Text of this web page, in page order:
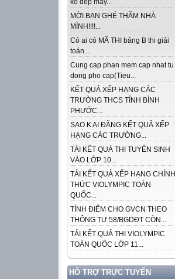
ko dep may...
MỜI BẠN GHÉ THĂM NHÀ
MÌNH!!!!...
Có ai có MÃ THI bảng B thi giải
toán...
Cung cap phan mem cap nhat tu
dong pho cap(Tieu...
KẾT QUẢ XẾP HẠNG CÁC
TRƯỜNG THCS TỈNH BÌNH
PHƯỚC...
SAO K AI ĐĂNG KẾT QUẢ XẾP
HẠNG CÁC TRƯỜNG...
TẢI KẾT QUẢ THI TUYỂN SINH
VÀO LỚP 10...
TẢI KẾT QUẢ XẾP HẠNG CHÍNH
THỨC VIOLYMPIC TOÀN
QUỐC...
TÍNH ĐIỂM CHO GVCN THEO
THÔNG TƯ 58/BGDĐT CÒN...
TẢI KẾT QUẢ THI VIOLYMPIC
TOÀN QUỐC LỚP 11...
HỖ TRỢ TRỰC TUYẾN